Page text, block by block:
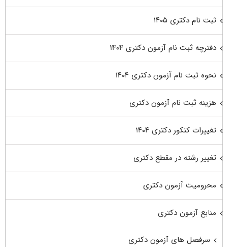
ثبت نام دکتری ۱۴۰۵
دفترچه ثبت نام آزمون دکتری ۱۴۰۴
نحوه ثبت نام آزمون دکتری ۱۴۰۴
هزینه ثبت نام آزمون دکتری
تغییرات کنکور دکتری ۱۴۰۴
تغییر رشته در مقطع دکتری
محرومیت آزمون دکتری
منابع آزمون دکتری
سرفصل های آزمون دکتری